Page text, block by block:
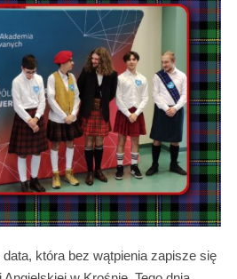
która bez wątpienia zapisze się